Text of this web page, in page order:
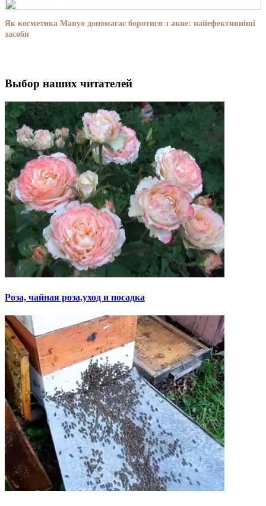
Як косметика Manyo допомагає боротися з акне: найефективніші
засоби
Выбор наших читателей
Роза, чайная роза,уход и посадка